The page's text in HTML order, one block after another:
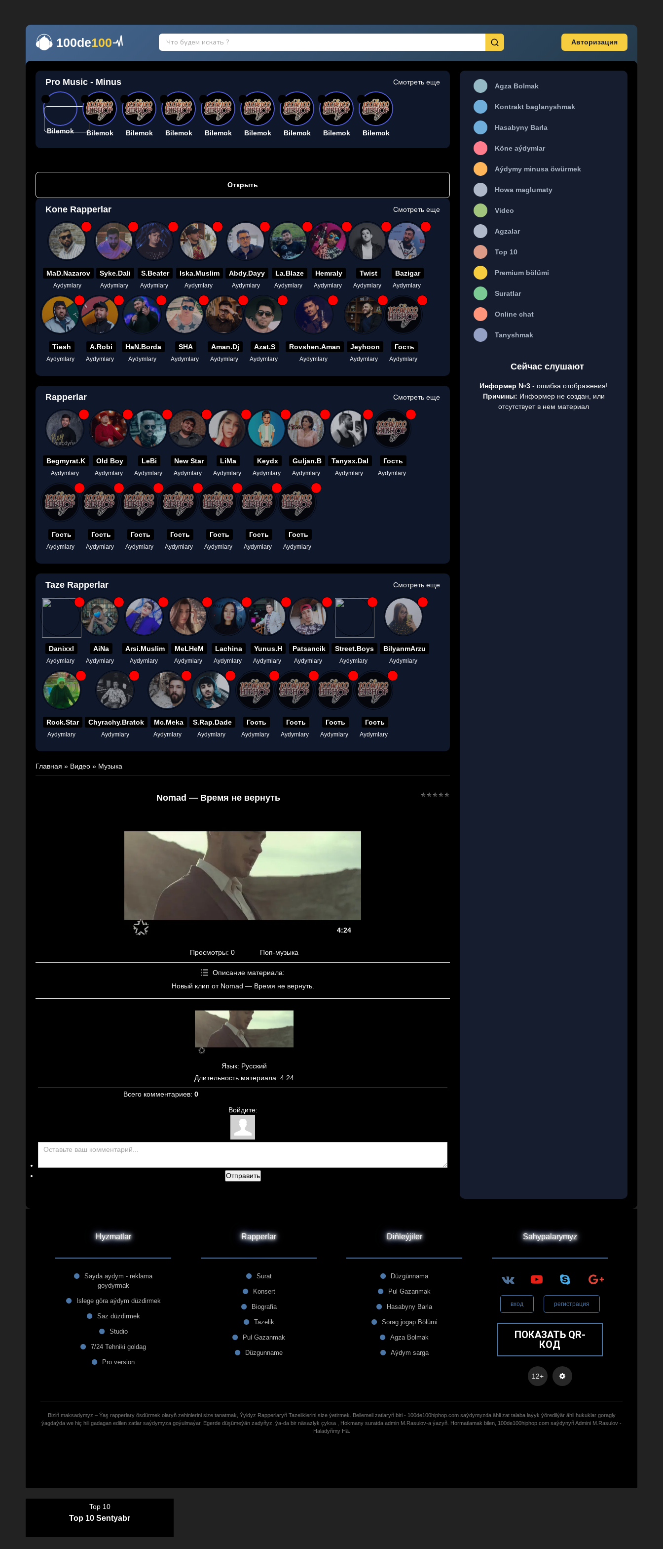
100de100 Авторизация
Pro Music - Minus Смотреть еще
Bilemok Bilemok Bilemok Bilemok Bilemok Bilemok Bilemok Bilemok Bilemok
Открыть
Kone Rapperlar Смотреть еще
MaD.Nazarov
Aydymlary
Syke.Dali
Aydymlary
S.Beater
Aydymlary
Iska.Muslim
Aydymlary
Abdy.Dayy
Aydymlary
La.Blaze
Aydymlary
Hemraly
Aydymlary
Twist
Aydymlary
Bazigar
Aydymlary
Tiesh
Aydymlary
A.Robi
Aydymlary
HaN.Borda
Aydymlary
SHA
Aydymlary
Aman.Dj
Aydymlary
Azat.S
Aydymlary
Rovshen.Aman
Aydymlary
Jeyhoon
Aydymlary
Гость
Aydymlary
Rapperlar Смотреть еще
Begmyrat.K
Aydymlary
Old Boy
Aydymlary
LeBi
Aydymlary
New Star
Aydymlary
LiMa
Aydymlary
Keydx
Aydymlary
Guljan.B
Aydymlary
Tanysx.Dal
Aydymlary
Гость
Aydymlary
Гость
Aydymlary
Гость
Aydymlary
Гость
Aydymlary
Гость
Aydymlary
Гость
Aydymlary
Гость
Aydymlary
Гость
Aydymlary
Taze Rapperlar Смотреть еще
Danixxl
Aydymlary
AiNa
Aydymlary
Arsi.Muslim
Aydymlary
MeLHeM
Aydymlary
Lachina
Aydymlary
Yunus.H
Aydymlary
Patsancik
Aydymlary
Street.Boys
Aydymlary
BilyanmArzu
Aydymlary
Rock.Star
Aydymlary
Chyrachy.Bratok
Aydymlary
Mc.Meka
Aydymlary
S.Rap.Dade
Aydymlary
Гость
Aydymlary
Гость
Aydymlary
Гость
Aydymlary
Гость
Aydymlary
Главная » Видео » Музыка
Nomad — Время не вернуть
4:24
Просмотры: 0 Поп-музыка
Описание материала:
Новый клип от Nomad — Время не вернуть.
Язык: Русский
Длительность материала: 4:24
Всего комментариев: 0
Войдите:
Отправить
Agza Bolmak
Kontrakt baglanyshmak
Hasabyny Barla
Köne aýdymlar
Aýdymy minusa öwürmek
Howa maglumaty
Video
Agzalar
Top 10
Premium bölümi
Suratlar
Online chat
Tanyshmak
Сейчас слушают
Информер №3 - ошибка отображения!
Причины: Информер не создан, или
отсутствует в нем материал
Hyzmatlar
Sayda aydym - reklama
goydyrmak
Islege göra aýdym düzdirmek
Saz düzdirmek
Studio
7/24 Tehniki goldag
Pro version
Rapperlar
Surat
Konsert
Biografia
Tazelik
Pul Gazanmak
Düzgunname
Diñleýjiler
Düzgünnama
Pul Gazanmak
Hasabyny Barla
Sorag jogap Bölümi
Agza Bolmak
Aýdym sarga
Sahypalarymyz
вход регистрация
ПОКАЗАТЬ QR-
КОД
12+
Biziñ maksadymyz – Ýaş rapperlary ösdürmek olaryñ zehinlerini size tanatmak, Ýyldyz Rapperlaryñ Tazeliklerini size ýetirmek. Bellemeli zatlaryñ biri - 100de100hiphop.com saýdymyzda ähli zat talaba laýyk ýöredilýär ähli hukuklar goragly
ýagdaýda we hiç hili gadagan edilen zatlar saýdymyza goýulmaýar. Egerde düşümeýän zadyñyz, ýa-da bir näsazlyk çyksa , Hokmany suratda admin M.Rasulov-a ýazyñ. Hormatlamak bilen, 100de100hiphop.com saýdynyñ Admini M.Rasulov -
Haladyñmy Hä.
Top 10
Top 10 Sentyabr